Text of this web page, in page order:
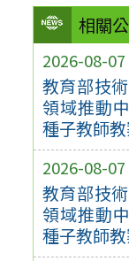
相關
2026-08-07
教育部技
領域推動
種子教師教
2026-08-07
教育部技
領域推動
種子教師教